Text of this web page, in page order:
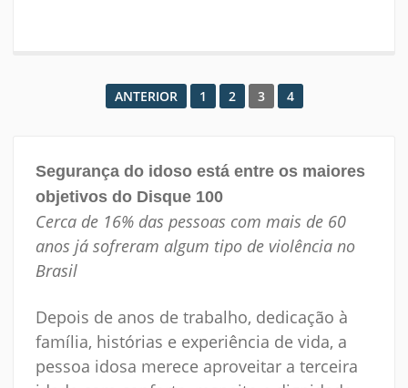
ANTERIOR 1 2 3 4
Segurança do idoso está entre os maiores
objetivos do Disque 100
Cerca de 16% das pessoas com mais de 60
anos já sofreram algum tipo de violência no
Brasil
Depois de anos de trabalho, dedicação à
família, histórias e experiência de vida, a
pessoa idosa merece aproveitar a terceira